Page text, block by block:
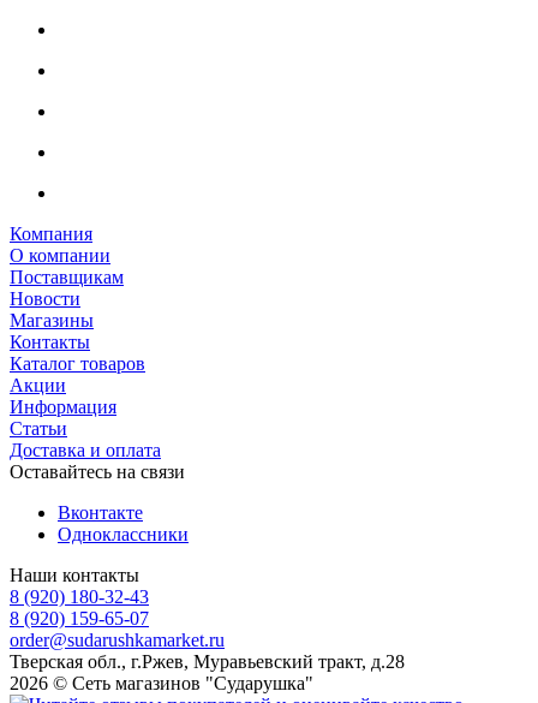
Компания
О компании
Поставщикам
Новости
Магазины
Контакты
Каталог товаров
Акции
Информация
Статьи
Доставка и оплата
Оставайтесь на связи
Вконтакте
Одноклассники
Наши контакты
8 (920) 180-32-43
8 (920) 159-65-07
order@sudarushkamarket.ru
Тверская обл., г.Ржев, Муравьевский тракт, д.28
2026 © Сеть магазинов "Сударушка"